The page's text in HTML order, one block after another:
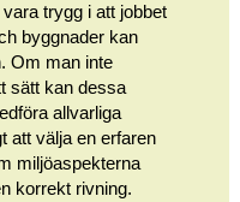
trygg i att jobbet
byggnader kan
Om man inte
sätt kan dessa
allvarliga
att välja en erfaren
miljöaspekterna
korrekt rivning.